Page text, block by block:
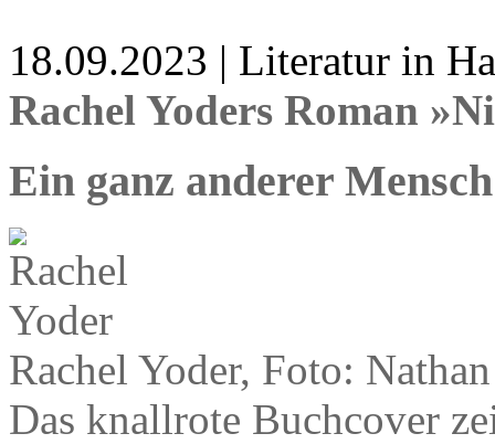
18.09.2023 | Literatur in
Rachel Yoders Roman
Ein ganz anderer Mensch
Rachel Yoder, Foto:
Das knallrote Buchcover